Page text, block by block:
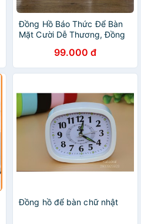
Đồng Hồ Báo Thức Để Bàn
Mặt Cười Dễ Thương, Đồng
99.000 đ
Đồng hồ để bàn chữ nhật